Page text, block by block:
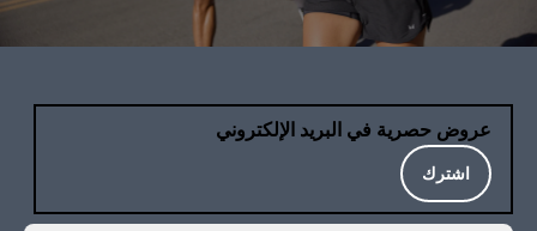
عروض حصرية في البريد الإلكتروني
اشترك